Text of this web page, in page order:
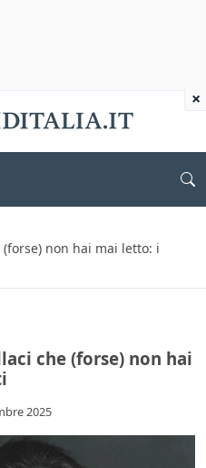
non hai mai letto: i
che (forse) non hai
2025
×